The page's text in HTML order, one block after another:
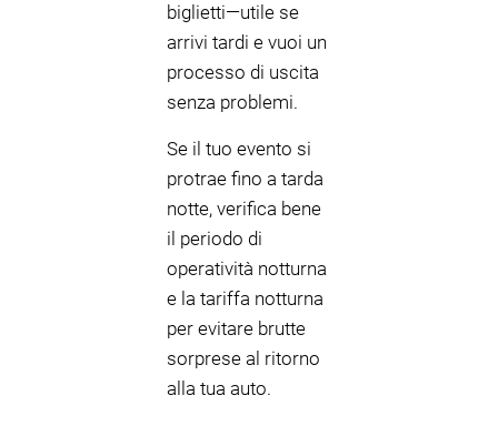
biglietti—utile se
arrivi tardi e vuoi un
processo di uscita
senza problemi.
Se il tuo evento si
protrae fino a tarda
notte, verifica bene
il periodo di
operatività notturna
e la tariffa notturna
per evitare brutte
sorprese al ritorno
alla tua auto.